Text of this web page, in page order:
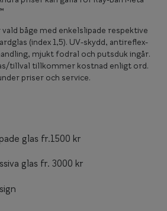
båge med enkelslipade respektive
(index 1,5). UV-skydd, antireflex-
mjukt fodral och putsduk ingår.
tillval tillkommer kostnad enligt ord.
priser och service.
glas fr.1500 kr
glas fr. 3000 kr